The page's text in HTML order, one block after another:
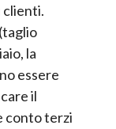
clienti.
la
essere
il
conto terzi